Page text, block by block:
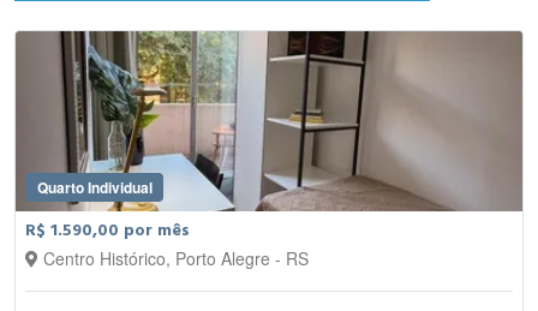
Quarto Individual
R$ 1.590,00 por mês
Centro Histórico, Porto Alegre - RS